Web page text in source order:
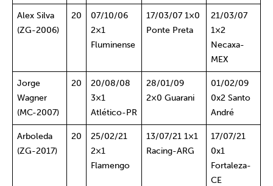
Alex Silva
(ZG-2006)
20
07/10/06
2×1
Fluminense
17/03/07 1×0
Ponte Preta
21/03/07
1×2
Necaxa-
MEX
Jorge
Wagner
(MC-2007)
20
20/08/08
3×1
Atlético-PR
28/01/09
2×0 Guarani
01/02/09
0x2 Santo
André
Arboleda
(ZG-2017)
20
25/02/21
2×1
Flamengo
13/07/21 1×1
Racing-ARG
17/07/21
0x1
Fortaleza-
CE